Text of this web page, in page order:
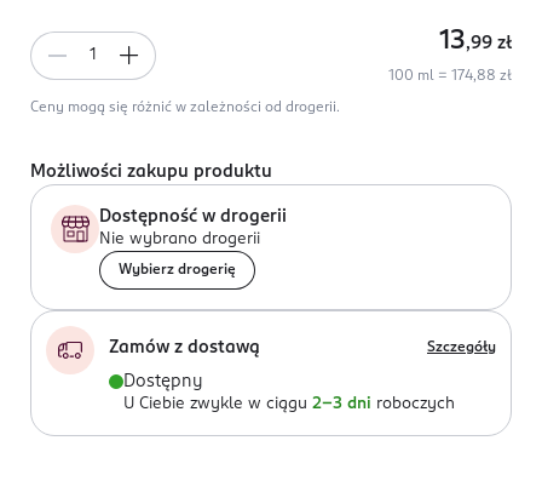
13,99 zł
100 ml = 174,88 zł
Ceny mogą się różnić w zależności od drogerii.
Możliwości zakupu produktu
Dostępność w drogerii
Nie wybrano drogerii
Wybierz drogerię
Zamów z dostawą Szczegóły
Dostępny
U Ciebie zwykle w ciągu 2-3 dni roboczych